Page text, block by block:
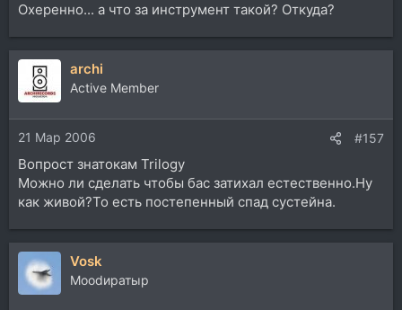
Охеренно... а что за инструмент такой? Откуда?
archi
Active Member
21 Мар 2006 #157
Вопрост знатокам Trilogy
Можно ли сделать чтобы бас затихал естественно.Ну
как живой?То есть постепенный спад сустейна.
Vosk
Moodиратыр